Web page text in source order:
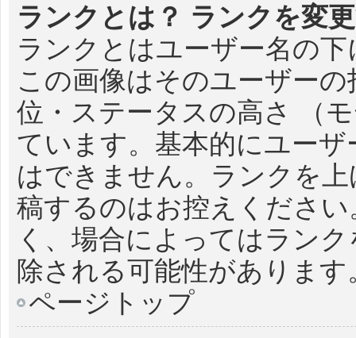
ランクとは？ ランクを変
ランクとはユーザー名の
この画像はそのユーザー
位・ステータスの高さ （
ています。基本的にユー
はできません。ランクを
稿するのはお控えくださ
く、場合によってはラン
除される可能性があります
ページトップ